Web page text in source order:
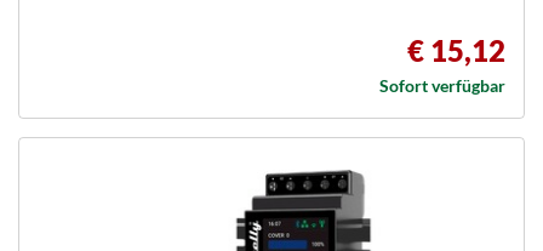
€ 15,12
Sofort verfügbar